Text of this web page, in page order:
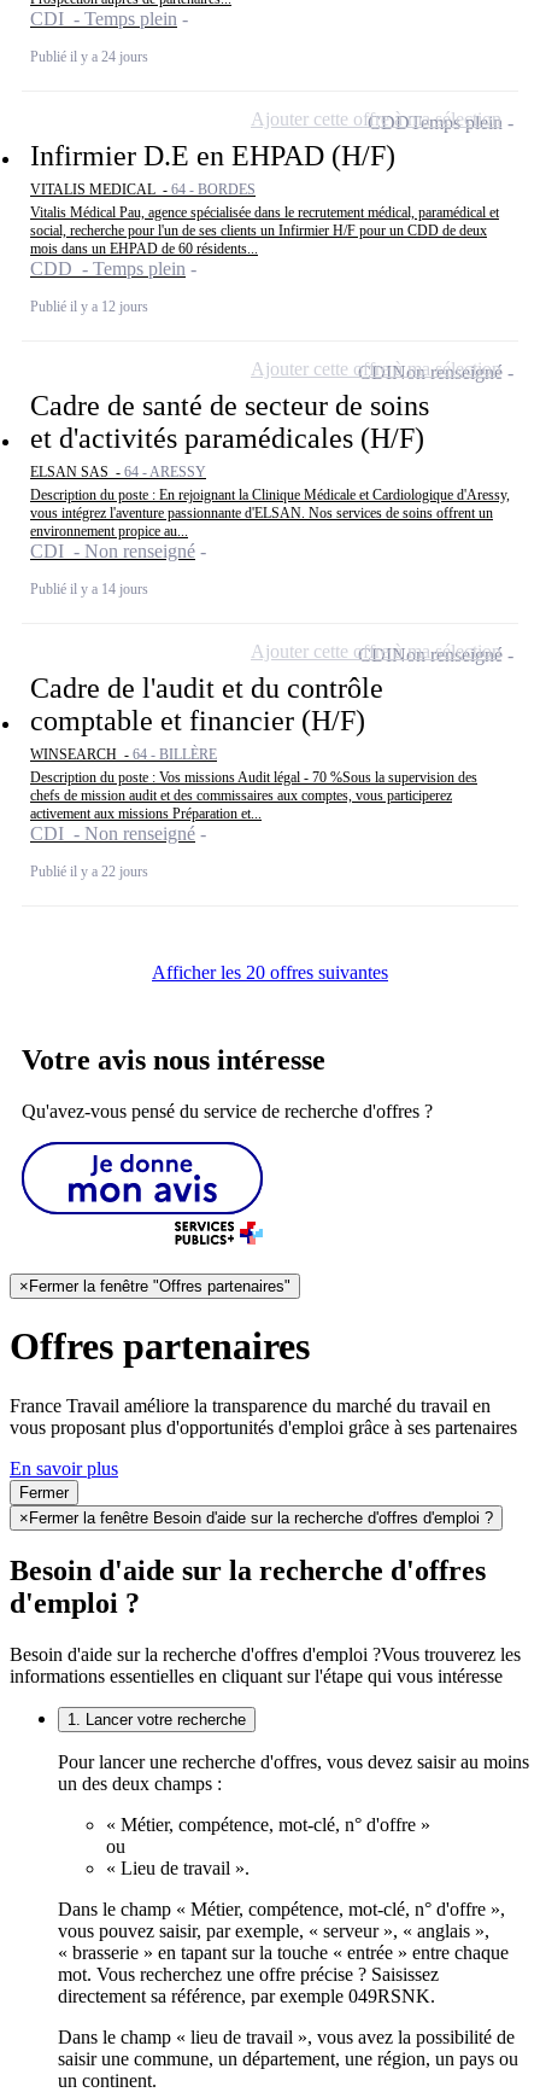
CDI - Temps plein
Publié il y a 24 jours
Infirmier D.E en EHPAD (H/F)
VITALIS MEDICAL - 64 - BORDES
Vitalis Médical Pau, agence spécialisée dans le recrutement médical, paramédical et
social, recherche pour l'un de ses clients un Infirmier H/F pour un CDD de deux
mois dans un EHPAD de 60 résidents...
CDD - Temps plein
Publié il y a 12 jours
CDDTemps plein
Ajouter cette offre à ma sélection
Cadre de santé de secteur de soins
et d'activités paramédicales (H/F)
ELSAN SAS - 64 - ARESSY
Description du poste : En rejoignant la Clinique Médicale et Cardiologique d'Aressy,
vous intégrez l'aventure passionnante d'ELSAN. Nos services de soins offrent un
environnement propice au...
CDI - Non renseigné
Publié il y a 14 jours
CDINon renseigné
Ajouter cette offre à ma sélection
Cadre de l'audit et du contrôle
comptable et financier (H/F)
WINSEARCH - 64 - BILLÈRE
Description du poste : Vos missions Audit légal - 70 %Sous la supervision des
chefs de mission audit et des commissaires aux comptes, vous participerez
activement aux missions Préparation et...
CDI - Non renseigné
Publié il y a 22 jours
CDINon renseigné
Ajouter cette offre à ma sélection
Afficher les 20 offres suivantes
Votre avis nous intéresse
Qu'avez-vous pensé du service de recherche d'offres ?
× Fermer la fenêtre "Offres partenaires"
Offres partenaires
France Travail améliore la transparence du marché du travail en
vous proposant plus d'opportunités d'emploi grâce à ses partenaires
En savoir plus
Fermer
× Fermer la fenêtre Besoin d'aide sur la recherche d'offres d'emploi ?
Besoin d'aide sur la recherche d'offres
d'emploi ?
Besoin d'aide sur la recherche d'offres d'emploi ?Vous trouverez les
informations essentielles en cliquant sur l'étape qui vous intéresse
1. Lancer votre recherche
Pour lancer une recherche d'offres, vous devez saisir au moins
un des deux champs :
« Métier, compétence, mot-clé, n° d'offre »
ou
« Lieu de travail ».
Dans le champ « Métier, compétence, mot-clé, n° d'offre »,
vous pouvez saisir, par exemple, « serveur », « anglais »,
« brasserie » en tapant sur la touche « entrée » entre chaque
mot. Vous recherchez une offre précise ? Saisissez
directement sa référence, par exemple 049RSNK.
Dans le champ « lieu de travail », vous avez la possibilité de
saisir une commune, un département, une région, un pays ou
un continent.